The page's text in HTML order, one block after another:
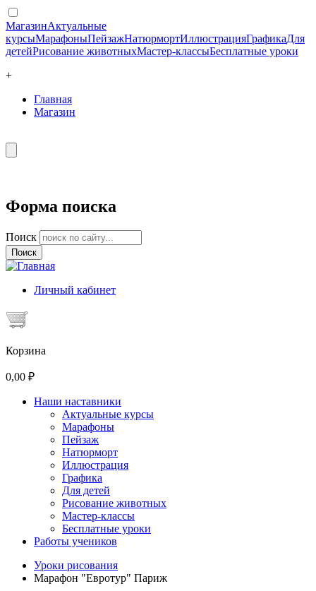
МагазинАктуальные
курсыМарафоныПейзажНатюрмортИллюстрацияГрафикаДля
детейРисование животныхМастер-классыБесплатные уроки
+
Главная
Магазин
Форма поиска
Поиск
Личный кабинет
Корзина
0,00 ₽
Наши наставники
Актуальные курсы
Марафоны
Пейзаж
Натюрморт
Иллюстрация
Графика
Для детей
Рисование животных
Мастер-классы
Бесплатные уроки
Работы учеников
Уроки рисования
Марафон "Евротур" Париж